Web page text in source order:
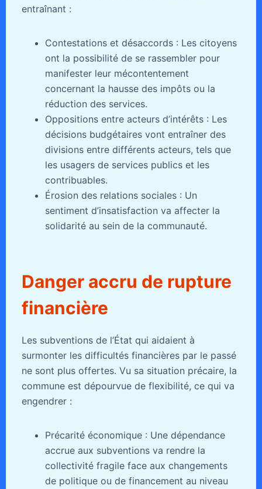
entraînant :
Contestations et désaccords : Les citoyens
ont la possibilité de se rassembler pour
manifester leur mécontentement
concernant la hausse des impôts ou la
réduction des services.
Oppositions entre acteurs d’intérêts : Les
décisions budgétaires vont entraîner des
divisions entre différents acteurs, tels que
les usagers de services publics et les
contribuables.
Érosion des relations sociales : Un
sentiment d’insatisfaction va affecter la
solidarité au sein de la communauté.
Danger accru de rupture
financière
Les subventions de l’État qui aidaient à
surmonter les difficultés financières par le passé
ne sont plus offertes. Vu sa situation précaire, la
commune est dépourvue de flexibilité, ce qui va
engendrer :
Précarité économique : Une dépendance
accrue aux subventions va rendre la
collectivité fragile face aux changements
de politique ou de financement au niveau